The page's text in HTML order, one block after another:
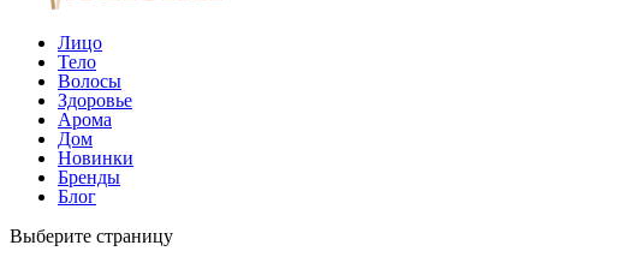
Лицо
Тело
Волосы
Здоровье
Арома
Дом
Новинки
Бренды
Блог
Выберите страницу